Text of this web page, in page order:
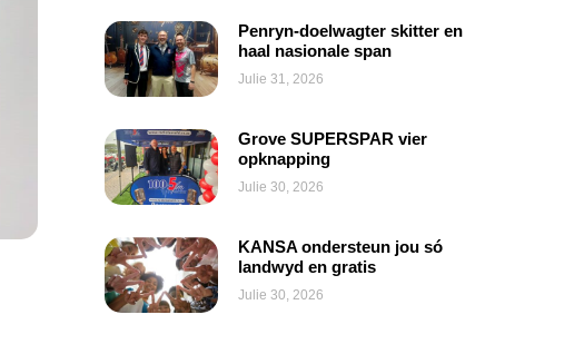
Penryn-doelwagter skitter en
haal nasionale span
Julie 31, 2026
Grove SUPERSPAR vier
opknapping
Julie 30, 2026
KANSA ondersteun jou só
landwyd en gratis
Julie 30, 2026